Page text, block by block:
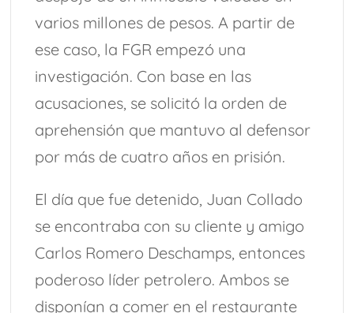
varios millones de pesos. A partir de
ese caso, la FGR empezó una
investigación. Con base en las
acusaciones, se solicitó la orden de
aprehensión que mantuvo al defensor
por más de cuatro años en prisión.
El día que fue detenido, Juan Collado
se encontraba con su cliente y amigo
Carlos Romero Deschamps, entonces
poderoso líder petrolero. Ambos se
disponían a comer en el restaurante